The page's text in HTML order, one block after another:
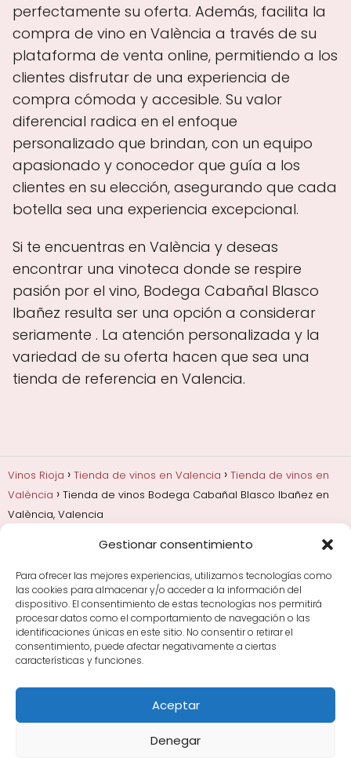
Gestionar consentimiento
Para ofrecer las mejores experiencias, utilizamos tecnologías como
las cookies para almacenar y/o acceder a la información del
dispositivo. El consentimiento de estas tecnologías nos permitirá
procesar datos como el comportamiento de navegación o las
identificaciones únicas en este sitio. No consentir o retirar el
consentimiento, puede afectar negativamente a ciertas
características y funciones.
Aceptar
Denegar
perfectamente su oferta. Además, facilita la
compra de vino en València a través de su
plataforma de venta online, permitiendo a los
clientes disfrutar de una experiencia de
compra cómoda y accesible. Su valor
diferencial radica en el enfoque
personalizado que brindan, con un equipo
apasionado y conocedor que guía a los
clientes en su elección, asegurando que cada
botella sea una experiencia excepcional.
Si te encuentras en València y deseas
encontrar una vinoteca donde se respire
pasión por el vino, Bodega Cabañal Blasco
Ibañez resulta ser una opción a considerar
seriamente . La atención personalizada y la
variedad de su oferta hacen que sea una
tienda de referencia en Valencia.
Vinos Rioja Tienda de vinos en Valencia
Tienda de vinos en
València
Tienda de vinos Bodega Cabañal Blasco Ibañez en
València, Valencia
Añadas, crianza y guarda
Bodegas y marcas de
Comprar vino
Rioja y guías de regalo
Cultura del vino y
curiosidades
Enoturismo en Rioja
Maridajes y vino en la mesa
Tiendas de vino por
ciudades
Tipos de Rioja y clasificación
bodegas por área